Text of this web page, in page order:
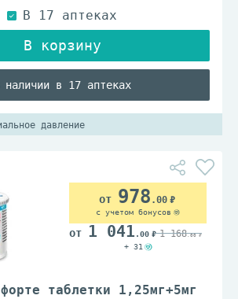
наличии в 17 аптеках
давление
таблетки 1,25мг+5мг
978 .00
с учетом бонусов
1 041 .00 1 168.00
+ 31